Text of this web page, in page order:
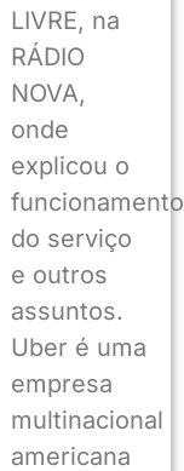
LIVRE, na
RÁDIO
NOVA,
onde
explicou o
funcionamento
do serviço
e outros
assuntos.
Uber é uma
empresa
multinacional
americana